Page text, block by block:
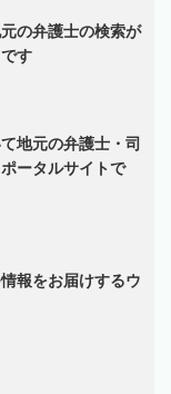
の弁護士の検索が
す
地元の弁護士・司
ータルサイトで
報をお届けするウ